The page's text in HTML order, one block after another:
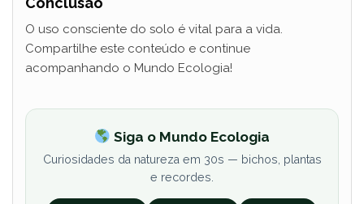
i
d
o
O uso consciente do solo é vital para a vida.
Compartilhe este conteúdo e continue
acompanhando o Mundo Ecologia!
Siga o Mundo Ecologia
Curiosidades da natureza em 30s — bichos, plantas
e recordes.